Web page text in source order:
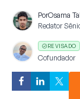
PorOsama
Redator
REVISADO
Cofundador